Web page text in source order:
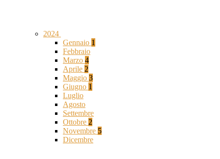
2024
Gennaio 1
Febbraio
Marzo 4
Aprile 2
Maggio 3
Giugno 1
Luglio
Agosto
Settembre
Ottobre 2
Novembre 5
Dicembre